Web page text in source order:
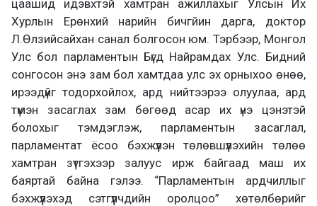
цаашид идэвхтэй хамтран ажиллахыг Улсын Их
Хурлын Ерөнхий нарийн бичгйин дарга, доктор
Л.Өлзийсайхан санал болгосон юм. Тэрбээр, Монгол
Улс бол парламентын Бүгд Найрамдах Улс. Бидний
сонгосон энэ зам бол хамтдаа улс эх орныхоо өнөө,
ирээдүйг тодорхойлох, ард нийтээрээ олуулаа, ард
түмэн засаглах зам бөгөөд асар их үнэ цэнэтэй
болохыг тэмдэглэж, парламентын засаглал,
парламентат ёсоо бэхжүүлэн төлөвшүүлэхийн төлөө
хамтран зүтгэхээр залуус ирж байгаад маш их
баяртай байна гэлээ. “Парламентын ардчиллыг
бэхжүүлэхэд сэтгүүлчдийн оролцоо” хөтөлбөрийг